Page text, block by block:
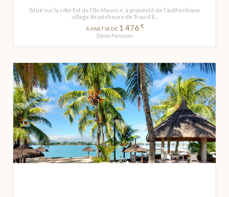
Situé sur la côte Est de l'île Maurice, à proximité de l'authentique
village de pêcheurs de Trou d'E...
À PARTIR DE 1 476 €
Demi Pension